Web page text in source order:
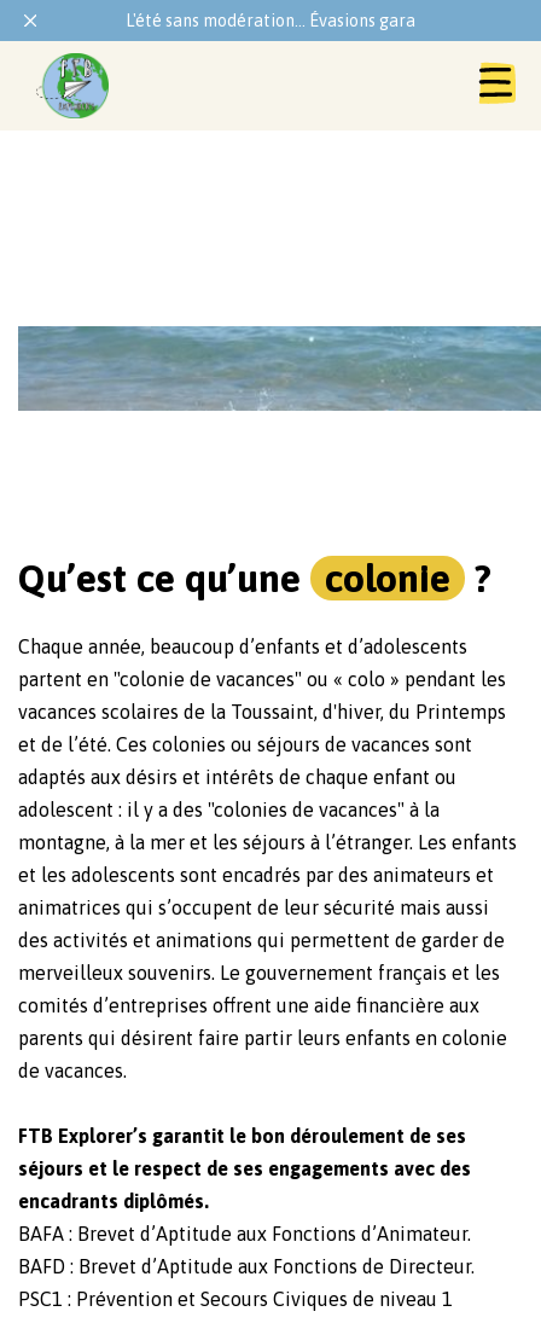
L'été sans modération... Évasions garanties !
Qu’est ce qu’une colonie ?
Chaque année, beaucoup d’enfants et d’adolescents
partent en "colonie de vacances" ou « colo » pendant les
vacances scolaires de la Toussaint, d'hiver, du Printemps
et de l’été. Ces colonies ou séjours de vacances sont
adaptés aux désirs et intérêts de chaque enfant ou
adolescent : il y a des "colonies de vacances" à la
montagne, à la mer et les séjours à l’étranger. Les enfants
et les adolescents sont encadrés par des animateurs et
animatrices qui s’occupent de leur sécurité mais aussi
des activités et animations qui permettent de garder de
merveilleux souvenirs. Le gouvernement français et les
comités d’entreprises offrent une aide financière aux
parents qui désirent faire partir leurs enfants en colonie
de vacances.
FTB Explorer’s garantit le bon déroulement de ses
séjours et le respect de ses engagements avec des
encadrants diplômés.
BAFA : Brevet d’Aptitude aux Fonctions d’Animateur.
BAFD : Brevet d’Aptitude aux Fonctions de Directeur.
PSC1 : Prévention et Secours Civiques de niveau 1